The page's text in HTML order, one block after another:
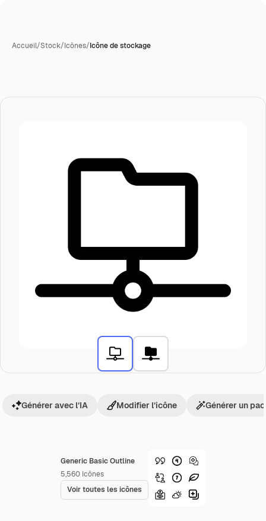
Accueil/Stock/Icônes/Icône de stockage
Generic Basic Outline
5,560 Icônes
Voir toutes les icônes
Générer avec l’IA Modifier l’icône Générer un